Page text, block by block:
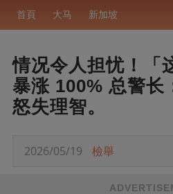
首頁 大马 新加坡
情况令人担忧！「
暴涨 100% 总警长
怒失理智。
2026/05/19 檢舉